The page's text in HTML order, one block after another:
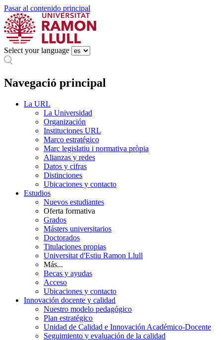
Pasar al contenido principal
Select your language
Navegació principal
La URL
La Universidad
Organización
Instituciones URL
Marco estratégico
Marc legislatiu i normativa pròpia
Alianzas y redes
Datos y cifras
Distinciones
Ubicaciones y contacto
Estudios
Nuevos estudiantes
Oferta formativa
Grados
Másters universitarios
Doctorados
Titulaciones propias
Universitat d'Estiu Ramon Llull
Más...
Becas y ayudas
Acceso
Ubicaciones y contacto
Innovación docente y calidad
Nuestro modelo pedagógico
Plan estratégico
Unidad de Calidad e Innovación Académico-Docente
Seguimiento y evaluación de la calidad